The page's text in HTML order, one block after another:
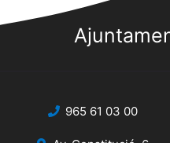
965 61 03 00